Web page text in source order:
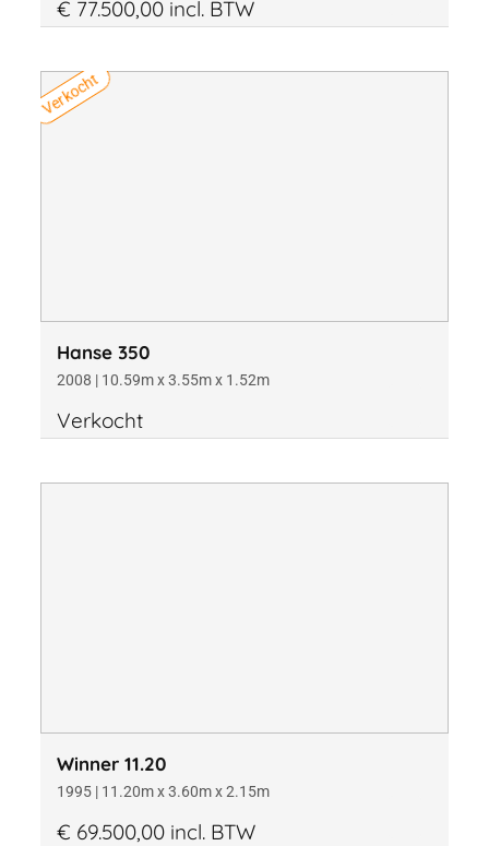
€ 77.500,00 incl. BTW
Verkocht
Hanse 350
2008 | 10.59m x 3.55m x 1.52m
Verkocht
Winner 11.20
1995 | 11.20m x 3.60m x 2.15m
€ 69.500,00 incl. BTW